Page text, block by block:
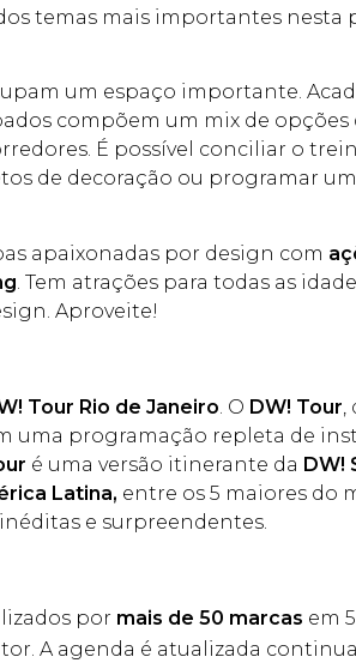
temas mais importantes
um espaço importante.
compõem um mix de opções
É possível conciliar o
de decoração ou programar
apaixonadas por design com
. Tem atrações para todas as
Aproveite!
Tour Rio de Janeiro. O DW! Tour,
uma programação repleta de
é uma versão itinerante da DW!
Latina, entre os 5 maiores do
e surpreendentes.
por mais de 50 marcas em
A agenda é atualizada